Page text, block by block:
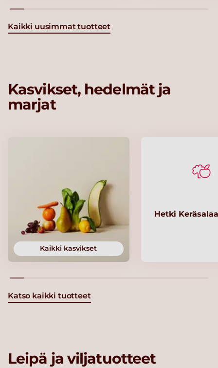
Kaikki uusimmat tuotteet
Kasvikset, hedelmät ja
marjat
Kaikki kasvikset
Hetki
Katso kaikki tuotteet
Leipä ja viljatuotteet